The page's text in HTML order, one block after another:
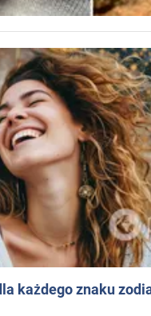
każdego znaku